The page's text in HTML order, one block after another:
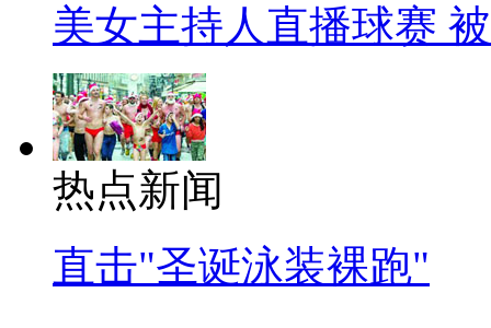
美女主持人直播球赛
热点新闻
直击"圣诞泳装裸跑"